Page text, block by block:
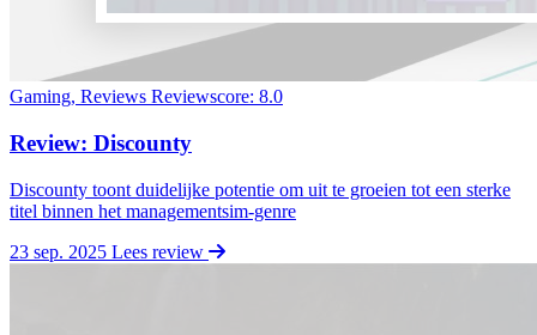
Gaming, Reviews Reviewscore: 8.0
Review: Discounty
Discounty toont duidelijke potentie om uit te groeien tot een sterke
titel binnen het managementsim-genre
23 sep. 2025 Lees review